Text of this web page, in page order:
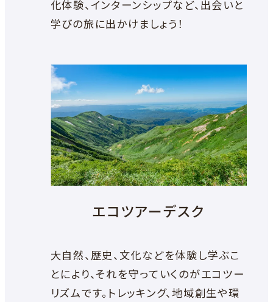
化体験、インターンシップなど、出会いと
学びの旅に出かけましょう！
エコツアーデスク
大自然、歴史、文化などを体験し学ぶこ
とにより、それを守っていくのがエコツー
リズムです。トレッキング、地域創生や環